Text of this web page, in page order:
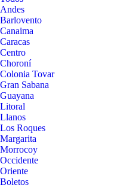
Andes
Barlovento
Canaima
Caracas
Centro
Choroní
Colonia Tovar
Gran Sabana
Guayana
Litoral
Llanos
Los Roques
Margarita
Morrocoy
Occidente
Oriente
Boletos